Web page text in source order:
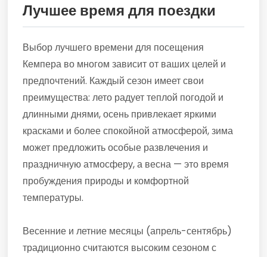
Лучшее время для поездки
Выбор лучшего времени для посещения
Кемпера во многом зависит от ваших целей и
предпочтений. Каждый сезон имеет свои
преимущества: лето радует теплой погодой и
длинными днями, осень привлекает яркими
красками и более спокойной атмосферой, зима
может предложить особые развлечения и
праздничную атмосферу, а весна — это время
пробуждения природы и комфортной
температуры.
Весенние и летние месяцы (апрель-сентябрь)
традиционно считаются высоким сезоном с